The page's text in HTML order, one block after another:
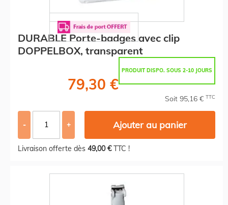
DURABLE Porte-badges avec clip
DOPPELBOX, transparent
PRODUIT DISPO. SOUS 2-10 JOURS
79,30 €
Soit 95,16 € TTC
- + Ajouter au panier
Livraison offerte dès 49,00 €TTC !